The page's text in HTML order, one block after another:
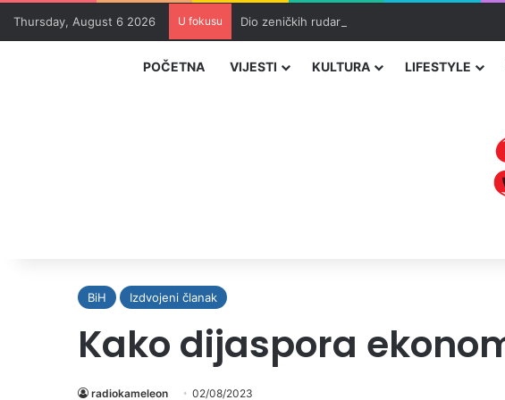
Thursday, August 6 2026 U fokusu Dio zeničkih rudara u jami zbog neisplaćenih
POČETNA VIJESTI KULTURA LIFESTYLE
BiH Izdvojeni članak
Kako dijaspora
radiokameleon 02/08/2023